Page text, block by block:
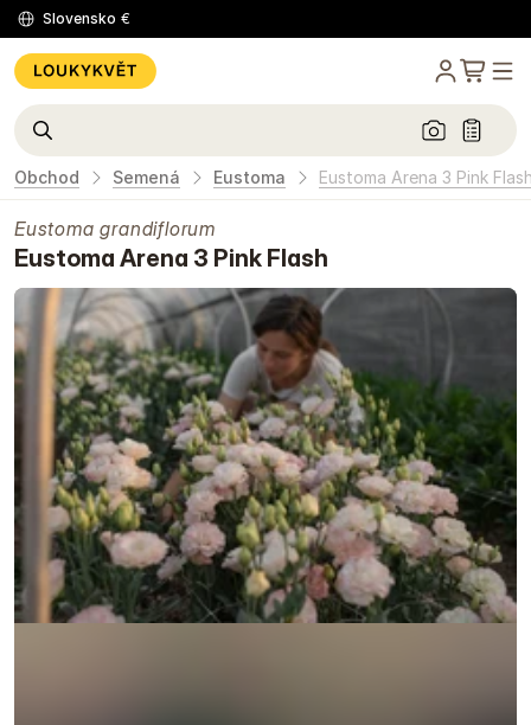
Slovensko €
Obchod Semená Eustoma Eustoma Arena 3 Pink
Eustoma grandiflorum
Eustoma Arena 3 Pink Flash